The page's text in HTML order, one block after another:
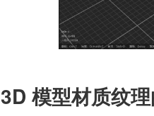
3D 模型材质纹